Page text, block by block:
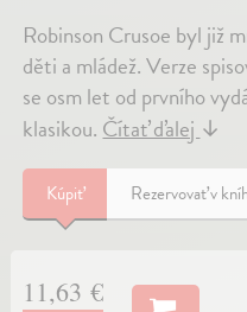
Robinson Crusoe byl již
děti a mládež. Verze
se osm let od prvního
klasikou.Čítať ďalej↓
Kúpiť Rezervovať v
11,63 €